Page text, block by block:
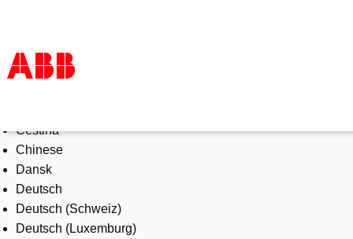
Products & Solutions
Industries
Services
About us
Where to buy
Contact us
Čeština
Chinese
Dansk
Deutsch
Deutsch (Schweiz)
Deutsch (Luxemburg)